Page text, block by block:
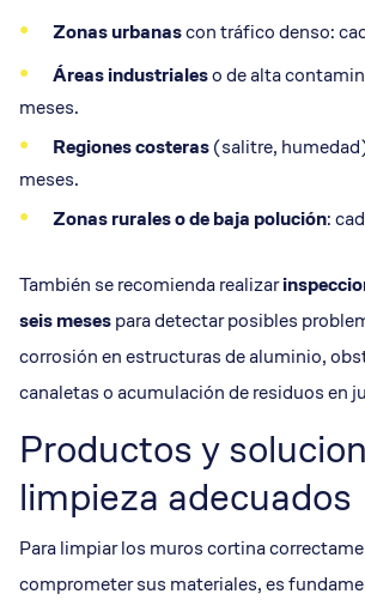
Zonas urbanascon tráfico denso:
Áreas industrialeso de alta
meses.
Regiones costeras(salitre,
meses.
Zonas rurales o de baja polución:
También se recomienda realizar
seis mesespara detectar posibles
corrosión en estructuras de aluminio,
canaletas o acumulación de residuos en
Productos y
limpieza adecuados
Para limpiar los muros cortina
comprometer sus materiales, es